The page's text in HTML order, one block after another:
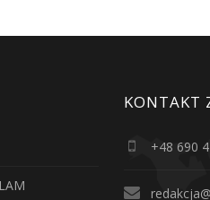
KONTAKT
+48 690